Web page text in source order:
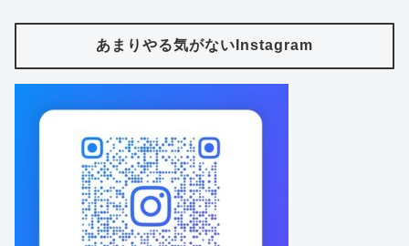
あまりやる気がないInstagram